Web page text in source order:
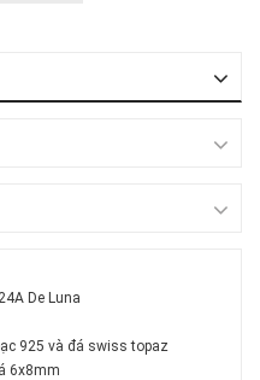
De Luna
925 và đá swiss topaz
6x8mm